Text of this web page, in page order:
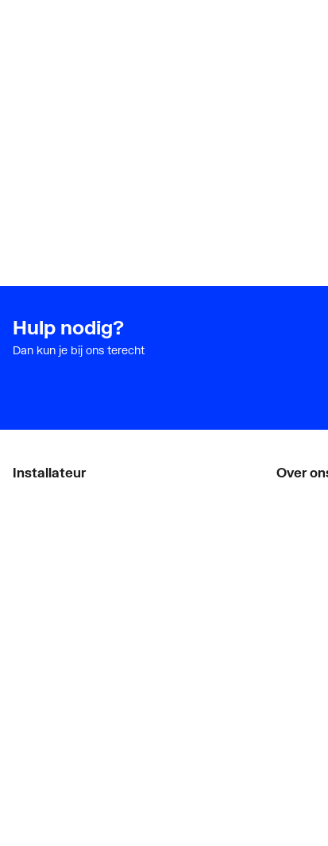
Hulp nodig?
Dan kun je bij ons terecht
Installateur Over